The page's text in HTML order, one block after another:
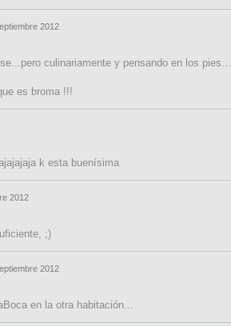
2012
culinariamente y pensando en los
es broma !!!
k esta buenísima
2012
;)
2012
en la otra habitación...